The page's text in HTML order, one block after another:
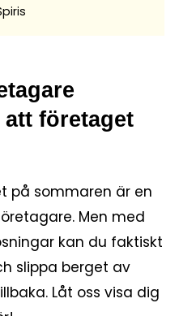
att företaget
på sommaren är en
Men med
kan du faktiskt
slippa berget av
Låt oss visa dig